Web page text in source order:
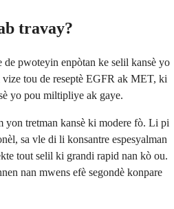
travay?
pwoteyin enpòtan ke selil kansè yo
tou de reseptè EGFR ak MET, ki
yo pou miltipliye ak gaye.
yon tretman kansè ki modere fò. Li pi
sa vle di li konsantre espesyalman
tout selil ki grandi rapid nan kò ou.
nan mwens efè segondè konpare